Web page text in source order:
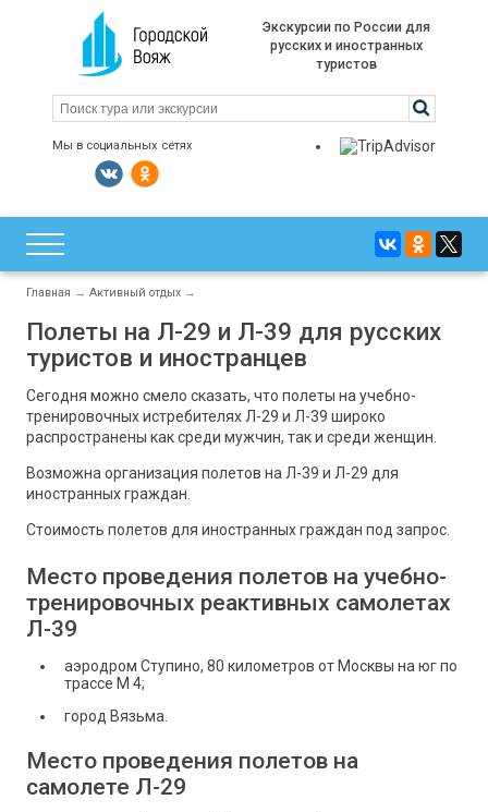
Экскурсии по России для
русских и иностранных
туристов
Мы в социальных сетях
Главная → Активный отдых →
Полеты на Л-29 и Л-39 для русских
туристов и иностранцев
Сегодня можно смело сказать, что полеты на учебно-
тренировочных истребителях Л-29 и Л-39 широко
распространены как среди мужчин, так и среди женщин.
Возможна организация полетов на Л-39 и Л-29 для
иностранных граждан.
Стоимость полетов для иностранных граждан под запрос.
Место проведения полетов на учебно-
тренировочных реактивных самолетах
Л-39
аэродром Ступино, 80 километров от Москвы на юг по
трассе М 4;
город Вязьма.
Место проведения полетов на
самолете Л-29